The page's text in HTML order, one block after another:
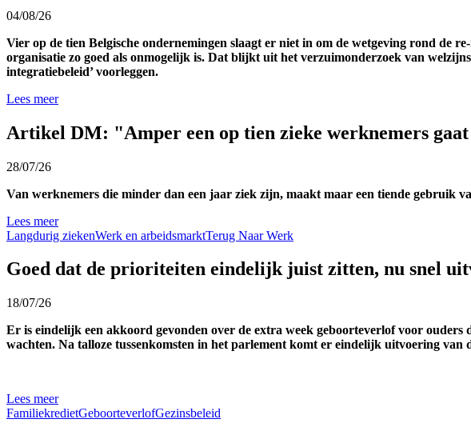
04/08/26
Vier op de tien Belgische ondernemingen slaagt er niet in om de wetgeving rond de
organisatie zo goed als onmogelijk is. Dat blijkt uit het verzuimonderzoek van
integratiebeleid’ voorleggen.
Lees meer
Artikel DM: "Amper een op tien zieke werknemers
28/07/26
Van werknemers die minder dan een jaar ziek zijn, maakt maar een tiende gebruik
Lees meer
Langdurig ziekenWerk en arbeidsmarktTerug Naar Werk
Goed dat de prioriteiten eindelijk juist zitten, nu snel
18/07/26
Er is eindelijk een akkoord gevonden over de extra week geboorteverlof voor
wachten. Na talloze tussenkomsten in het parlement komt er eindelijk uitvoering
Lees meer
FamiliekredietGeboorteverlofGezinsbeleid